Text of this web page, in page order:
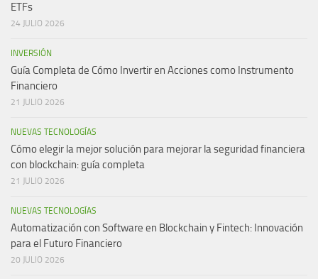
ETFs
24 JULIO 2026
INVERSIÓN
Guía Completa de Cómo Invertir en Acciones como Instrumento
Financiero
21 JULIO 2026
NUEVAS TECNOLOGÍAS
Cómo elegir la mejor solución para mejorar la seguridad financiera
con blockchain: guía completa
21 JULIO 2026
NUEVAS TECNOLOGÍAS
Automatización con Software en Blockchain y Fintech: Innovación
para el Futuro Financiero
20 JULIO 2026